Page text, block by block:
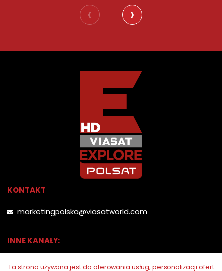
‹ ›
KONTAKT
marketingpolska@viasatworld.com
INNE KANAŁY:
Ta strona używana jest do oferowania usług, personalizacji ofert